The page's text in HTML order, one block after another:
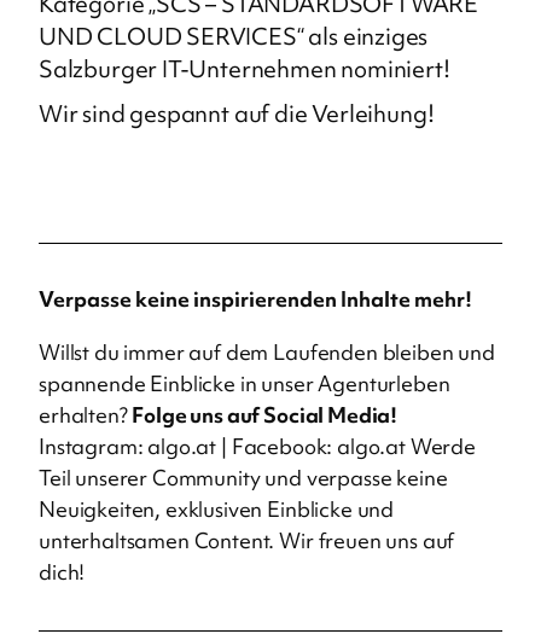
UND CLOUD SERVICES“ als einziges
Salzburger IT-Unternehmen nominiert!
Wir sind gespannt auf die Verleihung!
Verpasse keine inspirierenden Inhalte mehr!
Willst du immer auf dem Laufenden bleiben und
spannende Einblicke in unser Agenturleben
erhalten?Folge uns auf Social Media!
Instagram: algo.at | Facebook: algo.atWerde
Teil unserer Community und verpasse keine
Neuigkeiten, exklusiven Einblicke und
unterhaltsamen Content. Wir freuen uns auf
dich!